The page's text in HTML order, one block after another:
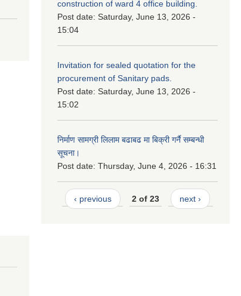
construction of ward 4 office building.
Post date: Saturday, June 13, 2026 -
15:04
Invitation for sealed quotation for the
procurement of Sanitary pads.
Post date: Saturday, June 13, 2026 -
15:02
निर्माण सामग्री लिलाम बढाबढ मा बिक्री गर्नै सम्बन्धी
सूचना।
Post date: Thursday, June 4, 2026 - 16:31
‹ previous 2 of 23 next ›